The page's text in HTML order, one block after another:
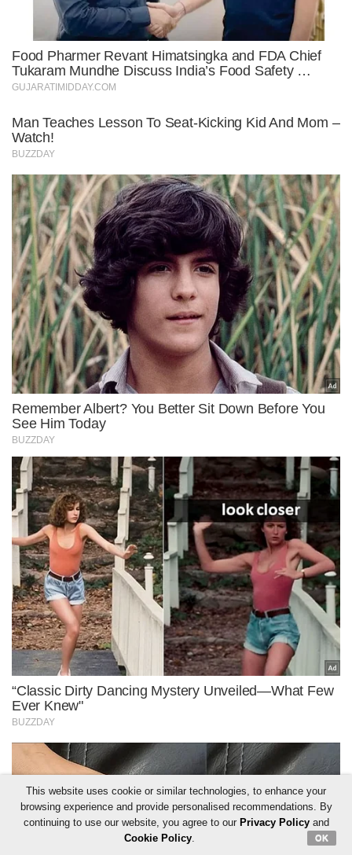
This website uses cookie or similar technologies, to enhance your
browsing experience and provide personalised recommendations. By
continuing to use our website, you agree to our Privacy Policyand
Cookie Policy. OK